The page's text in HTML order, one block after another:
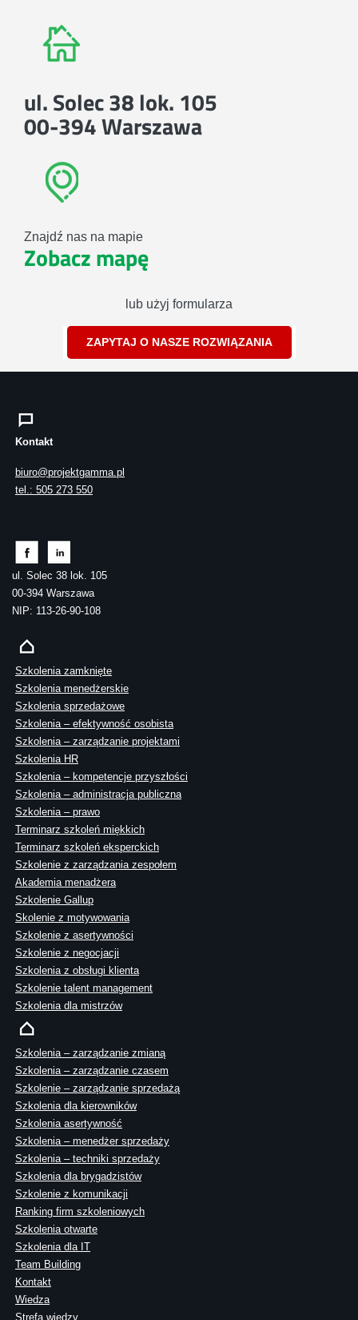
ul. Solec 38 lok. 105
00-394 Warszawa
Znajdź nas na mapie
Zobacz mapę
lub użyj formularza
ZAPYTAJ O NASZE ROZWIĄZANIA
Kontakt
biuro@projektgamma.pl
tel.: 505 273 550
ul. Solec 38 lok. 105
00-394 Warszawa
NIP: 113-26-90-108
Szkolenia zamknięte
Szkolenia menedżerskie
Szkolenia sprzedażowe
Szkolenia – efektywność osobista
Szkolenia – zarządzanie projektami
Szkolenia HR
Szkolenia – kompetencje przyszłości
Szkolenia – administracja publiczna
Szkolenia – prawo
Terminarz szkoleń miękkich
Terminarz szkoleń eksperckich
Szkolenie z zarządzania zespołem
Akademia menadżera
Szkolenie Gallup
Skolenie z motywowania
Szkolenie z asertywności
Szkolenie z negocjacji
Szkolenia z obsługi klienta
Szkolenie talent management
Szkolenia dla mistrzów
Szkolenia – zarządzanie zmianą
Szkolenia – zarządzanie czasem
Szkolenie – zarządzanie sprzedażą
Szkolenia dla kierowników
Szkolenia asertywność
Szkolenia – menedżer sprzedaży
Szkolenia – techniki sprzedaży
Szkolenia dla brygadzistów
Szkolenie z komunikacji
Ranking firm szkoleniowych
Szkolenia otwarte
Szkolenia dla IT
Team Building
Kontakt
Wiedza
Strefa wiedzy